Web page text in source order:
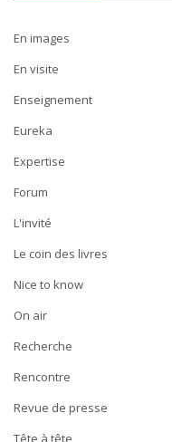
En images
En visite
Enseignement
Eureka
Expertise
Forum
L'invité
Le coin des livres
Nice to know
On air
Recherche
Rencontre
Revue de presse
Tête à tête